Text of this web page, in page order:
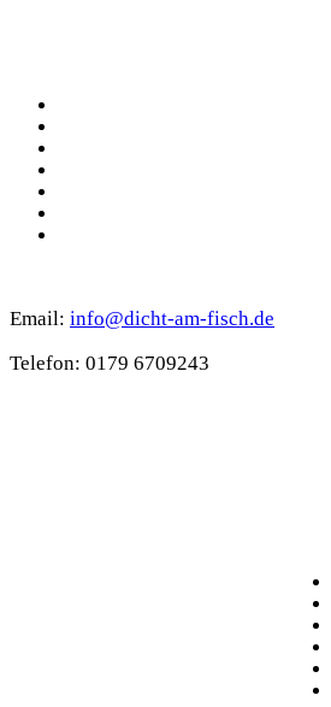
Email: info@dicht-am-fisch.de
Tele­fon: 0179 6709243